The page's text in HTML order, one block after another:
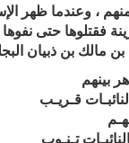
، وعندما ظهر
فقتلوها حتى نفوها
بن ذبيان البجلي
قـريـب
تـنـوب